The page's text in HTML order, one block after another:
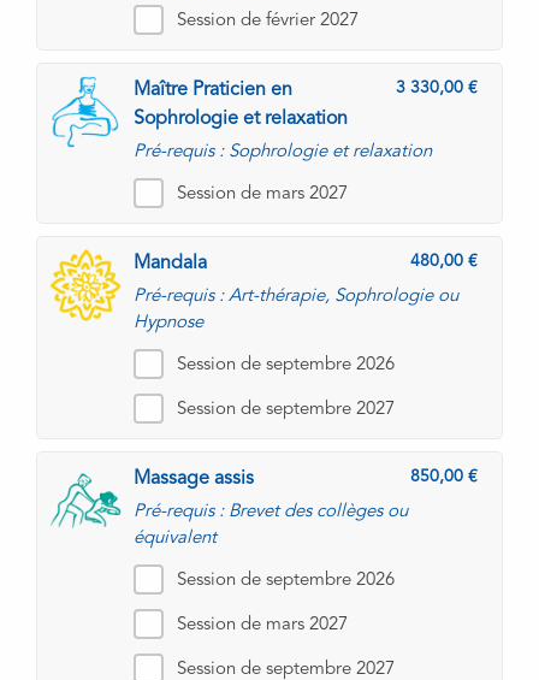
Session de février 2027
3 330,00
Maître Praticien en
Sophrologie et relaxation
Pré-requis : Sophrologie et relaxation
Session de mars 2027
480,00
Mandala
Pré-requis : Art-thérapie, Sophrologie ou
Hypnose
Session de septembre 2026
Session de septembre 2027
850,00
Massage assis
Pré-requis : Brevet des collèges ou
équivalent
Session de septembre 2026
Session de mars 2027
Session de septembre 2027